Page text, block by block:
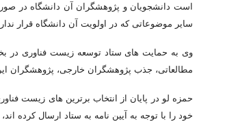
است دانشجویان و پژوهشگران آن دانشگاه در
سایر موضوعاتی که در اولویت آن دانشگاه قرار
وی به حمایت های ستاد توسعه زیست فناوری در
مطالعاتی، جذب پژوهشگران خارجی، پژوهشگران
خود را با توجه به آیین نامه به ستاد ارسال کرده